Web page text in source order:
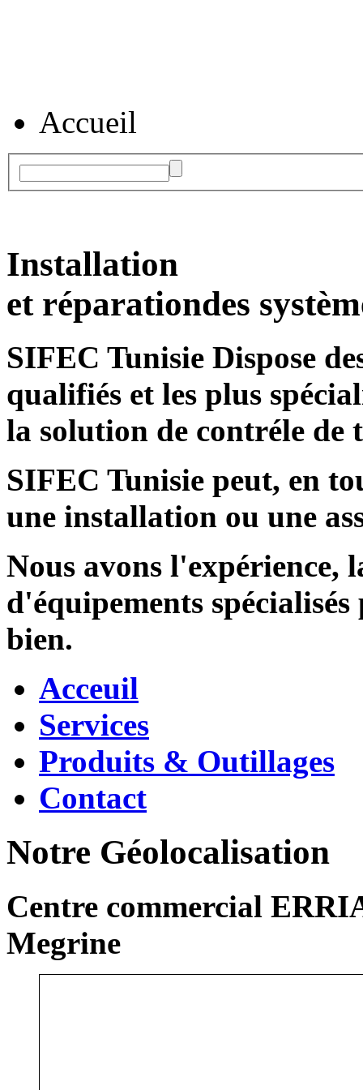
Accueil
Installation
et réparationdes
SIFEC Tunisie Dispose
qualifiés et les plus
la solution de contréle de
SIFEC Tunisie peut, en
une installation ou une
Nous avons l'expérience,
d'équipements
bien.
Acceuil
Services
Produits & Outillages
Contact
Notre Géolocalisation
Centre commercial
Megrine